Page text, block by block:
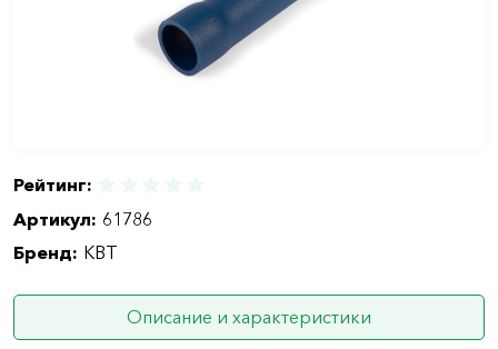
Рейтинг:
Артикул: 61786
Бренд: КВТ
Описание и характеристики